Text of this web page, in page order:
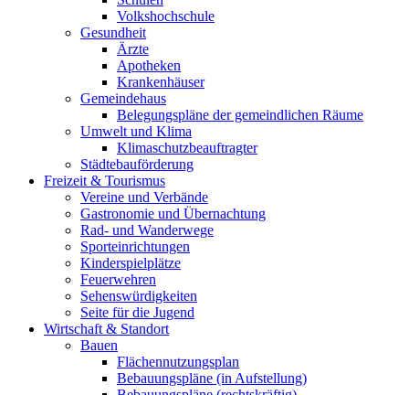
Volkshochschule
Gesundheit
Ärzte
Apotheken
Krankenhäuser
Gemeindehaus
Belegungspläne der gemeindlichen Räume
Umwelt und Klima
Klimaschutzbeauftragter
Städtebauförderung
Freizeit & Tourismus
Vereine und Verbände
Gastronomie und Übernachtung
Rad- und Wanderwege
Sporteinrichtungen
Kinderspielplätze
Feuerwehren
Sehenswürdigkeiten
Seite für die Jugend
Wirtschaft & Standort
Bauen
Flächennutzungsplan
Bebauungspläne (in Aufstellung)